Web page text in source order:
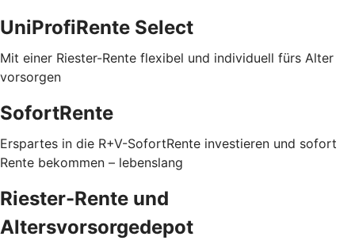
UniProfiRente Select
Mit einer Riester-Rente flexibel und individuell fürs Alter
vorsorgen
SofortRente
Erspartes in die R+V-SofortRente investieren und sofort
Rente bekommen – lebenslang
Riester-Rente und
Altersvorsorgedepot